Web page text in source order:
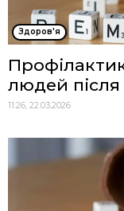
Здоров'я
людей після
11:26, 22.03.2026